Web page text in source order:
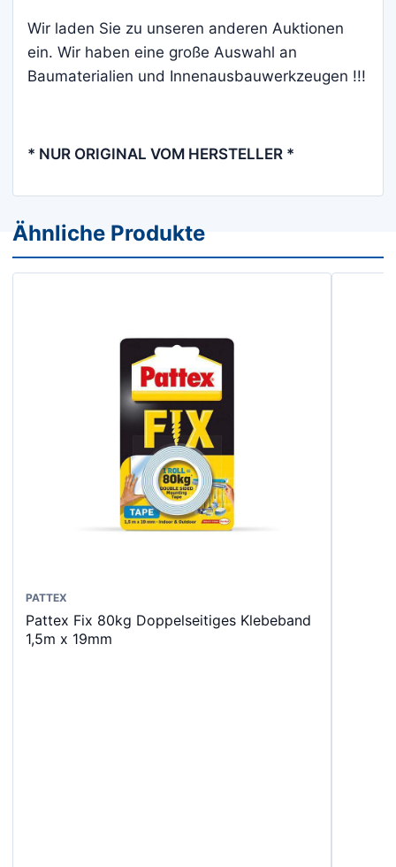
Wir laden Sie zu unseren anderen Auktionen
ein. Wir haben eine große Auswahl an
Baumaterialien und Innenausbauwerkzeugen !!!
* NUR ORIGINAL VOM HERSTELLER *
Ähnliche Produkte
PATTEX
Pattex Fix 80kg Doppelseitiges Klebeband
1,5m x 19mm